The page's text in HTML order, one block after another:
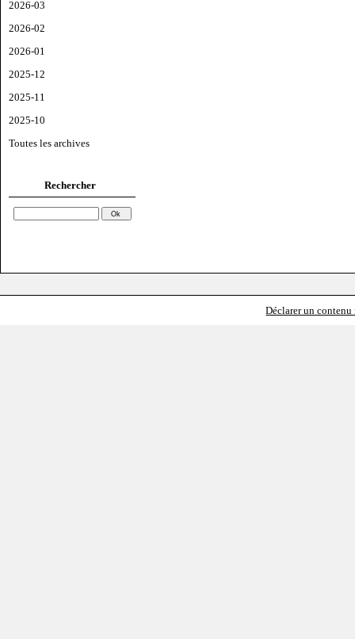
2026-03
2026-02
2026-01
2025-12
2025-11
2025-10
Toutes les archives
Rechercher
Déclarer un